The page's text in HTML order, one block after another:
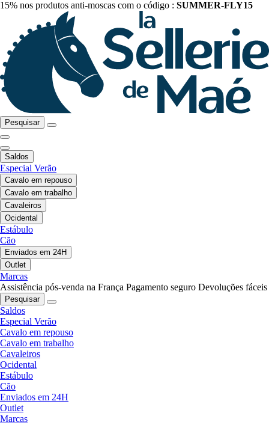
15% nos produtos anti-moscas com o código : SUMMER-FLY15
Pesquisar
Saldos
Especial Verão
Cavalo em repouso
Cavalo em trabalho
Cavaleiros
Ocidental
Estábulo
Cão
Enviados em 24H
Outlet
Marcas
Assistência pós-venda na França Pagamento seguro Devoluções fáceis
Pesquisar
Saldos
Especial Verão
Cavalo em repouso
Cavalo em trabalho
Cavaleiros
Ocidental
Estábulo
Cão
Enviados em 24H
Outlet
Marcas